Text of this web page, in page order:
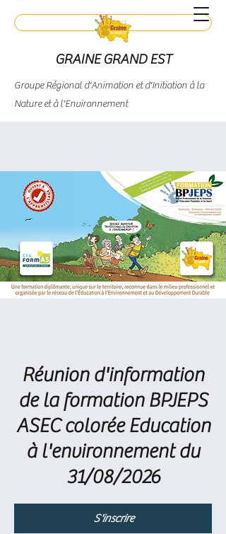
GRAINE GRAND EST
Groupe Régional d'Animation et d'Initiation à la
Nature et à l'Environnement
Contact
Réunion d'information
de la formation BPJEPS
ASEC colorée Education
à l'environnement du
31/08/2026
S'inscrire